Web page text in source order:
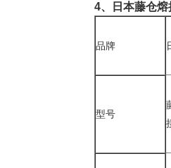
4、日本藤仓
品牌
型号